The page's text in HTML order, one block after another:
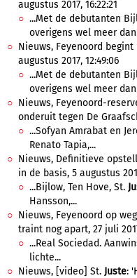
augustus 2017, 16:22:21
...Met de debutanten
overigens wel meer
Nieuws, Feyenoord begint
augustus 2017, 12:49:06
...Met de debutanten
overigens wel meer
Nieuws, Feyenoord-
onderuit tegen De
...Sofyan Amrabat en
Renato Tapia,...
Nieuws, Definitieve
in de basis, 5 augustus
...Bijlow, Ten Hove, St.
Hansson,...
Nieuws, Feyenoord op
traint nog apart, 27 juli
...Real Sociedad.
lichte...
Nieuws, [video] St. Juste: